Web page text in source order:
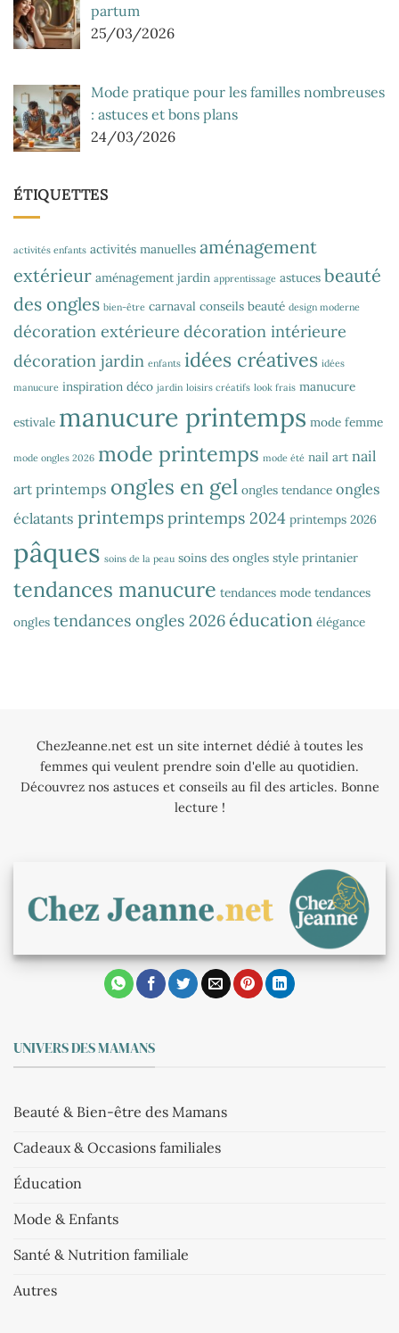
partum
25/03/2026
Mode pratique pour les familles nombreuses
: astuces et bons plans
24/03/2026
ÉTIQUETTES
activités enfants activités manuelles aménagement
extérieur aménagement jardin apprentissage astuces beauté
des ongles bien-être carnaval conseils beauté design moderne
décoration extérieure décoration intérieure
décoration jardin enfants idées créatives idées
manucure inspiration déco jardin loisirs créatifs look frais manucure
estivale manucure printemps mode femme
mode ongles 2026 mode printemps mode été nail art nail
art printemps ongles en gel ongles tendance ongles
éclatants printempsprintemps 2024 printemps 2026
pâques soins de la peau soins des ongles style printanier
tendances manucure tendances mode tendances
ongles tendances ongles 2026 éducation élégance
ChezJeanne.net est un site internet dédié à toutes les
femmes qui veulent prendre soin d'elle au quotidien.
Découvrez nos astuces et conseils au fil des articles. Bonne
lecture !
UNIVERS DES MAMANS
Beauté & Bien-être des Mamans
Cadeaux & Occasions familiales
Éducation
Mode & Enfants
Santé & Nutrition familiale
Autres